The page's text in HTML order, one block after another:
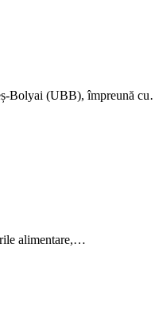
Bolyai (UBB), împreună
alimentare,…